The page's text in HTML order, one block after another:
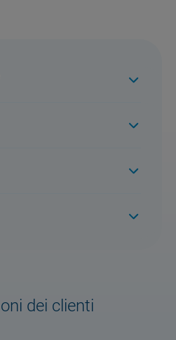
dei clienti